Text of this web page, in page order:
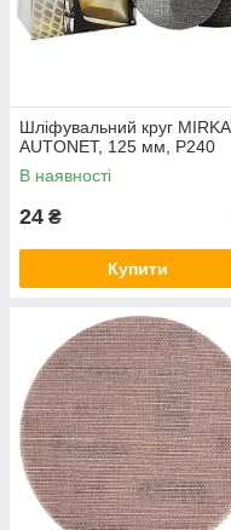
Шліфувальний круг MIRKA
AUTONET, 125 мм, P240
В наявності
24 ₴
Купити